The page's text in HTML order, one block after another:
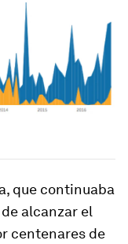
que continuaba
alcanzar el
centenares de